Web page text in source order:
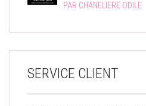
PAR CHANELIERE ODILE
SERVICE CLIENT